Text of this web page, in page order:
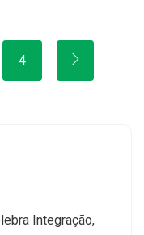
4
Integração,